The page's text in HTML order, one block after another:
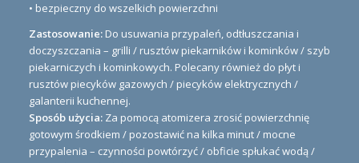
• bezpieczny do wszelkich powierzchni
Zastosowanie:Do usuwania przypaleń, odtłuszczania i
doczyszczania – grilli / rusztów piekarników i kominków / szyb
piekarniczych i kominkowych. Polecany również do płyt i
rusztów piecyków gazowych / piecyków elektrycznych /
galanterii kuchennej.
Sposób użycia:Za pomocą atomizera zrosić powierzchnię
gotowym środkiem / pozostawić na kilka minut / mocne
przypalenia – czynności powtórzyć / obficie spłukać wodą /